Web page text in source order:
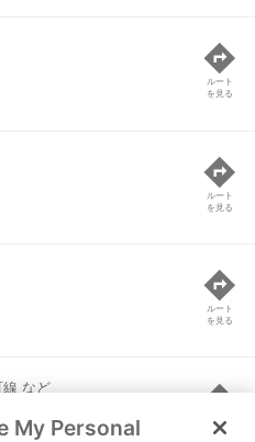
ルート
を見る
ルート
を見る
ルート
を見る
線 など
ルート
を見る
My Personal